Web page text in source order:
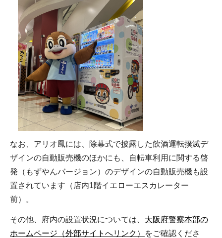
なお、アリオ鳳には、除幕式で披露した飲酒運転撲滅デ
ザインの自動販売機のほかにも、自転車利用に関する啓
発（もずやんバージョン）のデザインの自動販売機も設
置されています（店内1階イエローエスカレーター
前）。
その他、府内の設置状況については、 大阪府警察本部の
ホームページ（外部サイトへリンク）
をご確認くださ